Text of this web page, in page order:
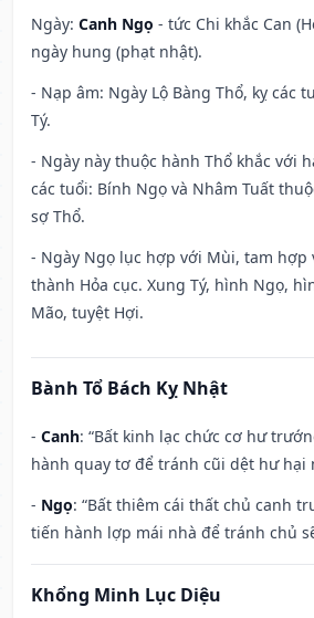
Ngày: Canh Ngọ - tức Chi khắc Can
ngày hung (phạt nhật).
- Nạp âm: Ngày Lộ Bàng Thổ, kỵ các
Tý.
- Ngày này thuộc hành Thổ khắc với
các tuổi: Bính Ngọ và Nhâm Tuất
sợ Thổ.
- Ngày Ngọ lục hợp với Mùi, tam hợp
thành Hỏa cục. Xung Tý, hình Ngọ,
Mão, tuyệt Hợi.
Bành Tổ Bách Kỵ Nhật
- Canh: “Bất kinh lạc chức cơ hư
hành quay tơ để tránh cũi dệt hư hại
- Ngọ: “Bất thiêm cái thất chủ canh
tiến hành lợp mái nhà để tránh chủ
Khổng Minh Lục Diệu